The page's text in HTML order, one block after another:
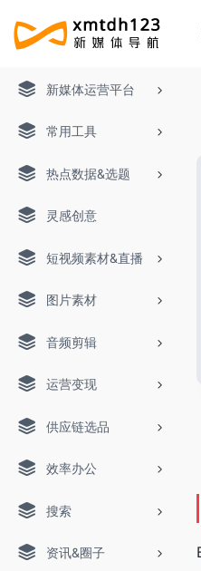
新媒体运营平台
常用工具
热点数据&选题
灵感创意
短视频素材&直播
图片素材
音频剪辑
运营变现
供应链选品
效率办公
搜索
资讯&圈子